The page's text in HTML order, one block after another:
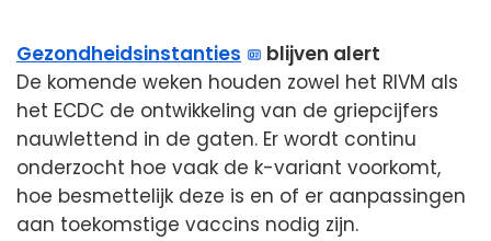
Gezondheidsinstanties
blijven alert
De komende weken houden zowel het RIVM als
het ECDC de ontwikkeling van de griepcijfers
nauwlettend in de gaten. Er wordt continu
onderzocht hoe vaak de k-variant voorkomt,
hoe besmettelijk deze is en of er aanpassingen
aan toekomstige vaccins nodig zijn.